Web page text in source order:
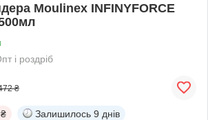
Moulinex INFINYFORCE
і роздріб
₴
Залишилось 9 днів